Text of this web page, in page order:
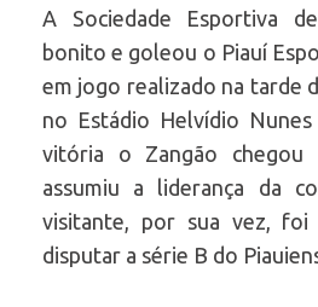
A Sociedade Esportiva
bonito e goleou o Piauí
em jogo realizado na tarde
no Estádio Helvídio
vitória o Zangão
assumiu a liderança da
visitante, por sua vez, foi
disputar a série B do